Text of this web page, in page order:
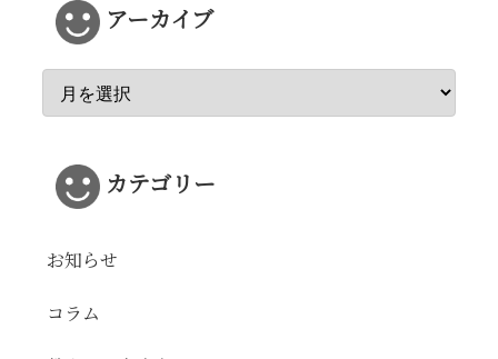
アーカイブ
カテゴリー
お知らせ
コラム